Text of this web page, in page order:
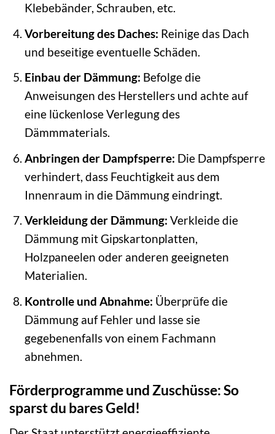
Klebebänder, Schrauben, etc.
Vorbereitung des Daches: Reinige das Dach
und beseitige eventuelle Schäden.
Einbau der Dämmung: Befolge die
Anweisungen des Herstellers und achte auf
eine lückenlose Verlegung des
Dämmmaterials.
Anbringen der Dampfsperre: Die Dampfsperre
verhindert, dass Feuchtigkeit aus dem
Innenraum in die Dämmung eindringt.
Verkleidung der Dämmung: Verkleide die
Dämmung mit Gipskartonplatten,
Holzpaneelen oder anderen geeigneten
Materialien.
Kontrolle und Abnahme: Überprüfe die
Dämmung auf Fehler und lasse sie
gegebenenfalls von einem Fachmann
abnehmen.
Förderprogramme und Zuschüsse: So
sparst du bares Geld!